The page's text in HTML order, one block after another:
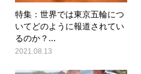
特集：世界では東京五輪につ
いてどのように報道されてい
るのか？...
2021.08.13